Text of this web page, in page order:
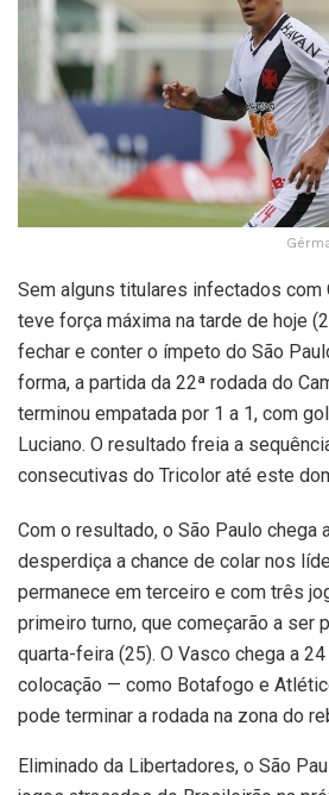
Sem alguns titulares infectados com
teve força máxima na tarde de hoje
fechar e conter o ímpeto do São
forma, a partida da 22ª rodada do
terminou empatada por 1 a 1, com
Luciano. O resultado freia a
consecutivas do Tricolor até este
Com o resultado, o São Paulo chega
desperdiça a chance de colar nos
permanece em terceiro e com três
primeiro turno, que começarão a ser
quarta-feira (25). O Vasco chega a
colocação — como Botafogo e
pode terminar a rodada na zona do
Eliminado da Libertadores, o São